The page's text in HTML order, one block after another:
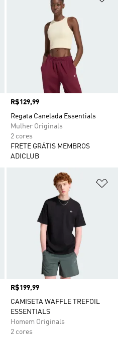
Preço
R$129,99
Regata Canelada Essentials
Mulher Originals
2 cores
FRETE GRÁTIS MEMBROS
ADICLUB
Adicionar à Lista de Desejos
Preço
R$199,99
CAMISETA WAFFLE TREFOIL
ESSENTIALS
Homem Originals
2 cores